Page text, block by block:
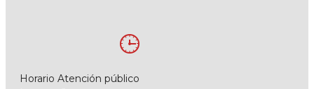
Horario Atención público